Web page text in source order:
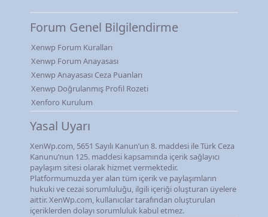
Forum Genel Bilgilendirme
Xenwp Forum Kuralları
Xenwp Forum Anayasası
Xenwp Anayasası Ceza Puanları
Xenwp Doğrulanmış Profil Rozeti
Xenforo Kurulum
Yasal Uyarı
XenWp.com, 5651 Sayılı Kanun’un 8. maddesi ile Türk Ceza
Kanunu’nun 125. maddesi kapsamında içerik sağlayıcı
paylaşım sitesi olarak hizmet vermektedir.
Platformumuzda yer alan tüm içerik ve paylaşımların
hukuki ve cezai sorumluluğu, ilgili içeriği oluşturan üyelere
aittir. XenWp.com, kullanıcılar tarafından oluşturulan
içeriklerden dolayı sorumluluk kabul etmez.